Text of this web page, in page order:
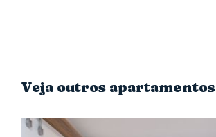
Veja outros apartamentos